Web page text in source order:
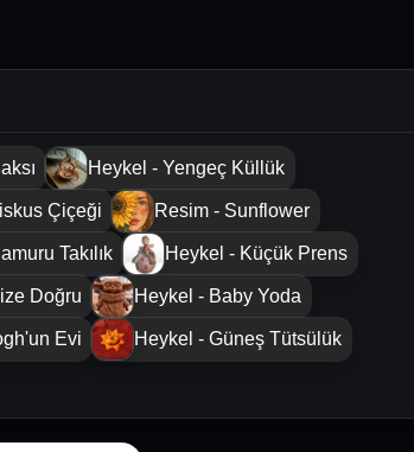
Heykel - Yengeç Küllük
Çiçeği Resim - Sunflower
Takılık Heykel - Küçük Prens
Doğru Heykel - Baby Yoda
Evi Heykel - Güneş Tütsülük